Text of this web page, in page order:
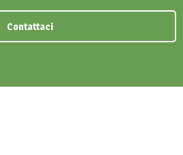
Contattaci